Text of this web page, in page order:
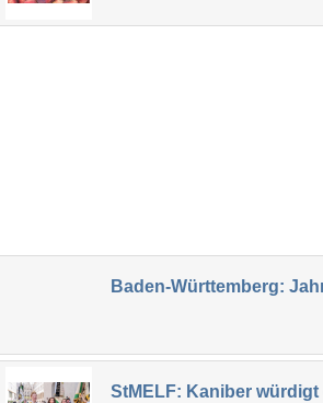
Baden-Württemberg:
StMELF: Kaniber